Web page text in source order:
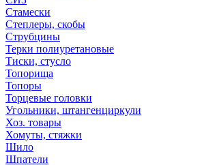
Стамески
Степлеры, скобы
Струбцины
Терки полиуретановые
Тиски, стусло
Топорища
Топоры
Торцевые головки
Угольники, штангенциркули
Хоз. товары
Хомуты, стяжки
Шило
Шпатели